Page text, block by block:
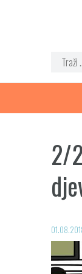
2/